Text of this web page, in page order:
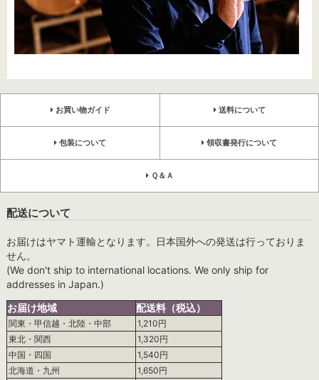
お買い物ガイド 送料について
包装について 領収書発行について
Ｑ＆Ａ
配送について
お届けはヤマト運輸となります。日本国外への発送は行っておりま
せん。
(We don't ship to international locations. We only ship for
addresses in Japan.)
お届け地域
配送料（税込）
関東・甲信越・北陸・中部
1,210円
東北・関西
1,320円
中国・四国
1,540円
北海道・九州
1,650円